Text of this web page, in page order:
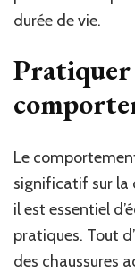
durée de vie.
Le
significatif sur la
il est essentiel
pratiques. Tout
des chaussures